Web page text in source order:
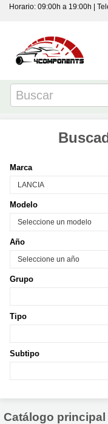
Horario: 09:00h a 19:00h |
Marca
Modelo
Año
Grupo
Tipo
Subtipo
Catálogo principal